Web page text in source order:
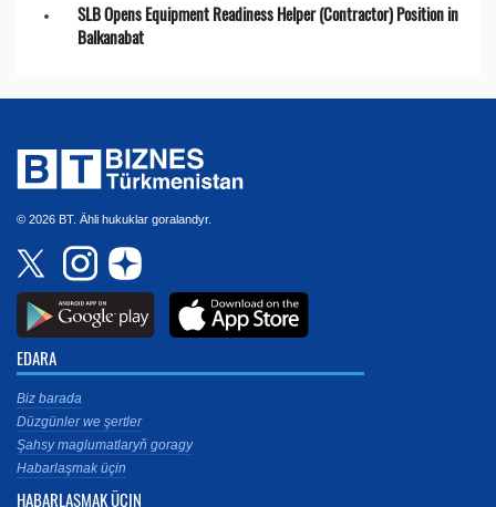
SLB Opens Equipment Readiness Helper (Contractor) Position in
Balkanabat
© 2026 BT. Ähli hukuklar goralandyr.
EDARA
Biz barada
Düzgünler we şertler
Şahsy maglumatlaryň goragy
Habarlaşmak üçin
HABARLAŞMAK ÜÇIN